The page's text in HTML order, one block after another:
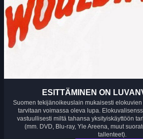
ESITTÄMINEN ON
Suomen tekijänoikeuslain mukaisesti
tarvitaan voimassa oleva lupa.
vastuullisesti miltä tahansa yksityiskäyttöön
(mm. DVD, Blu-ray, Yle Areena, muut
tallenteet).